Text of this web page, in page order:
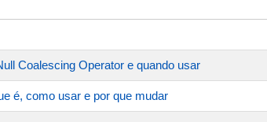
Coalescing Operator e quando usar
é, como usar e por que mudar